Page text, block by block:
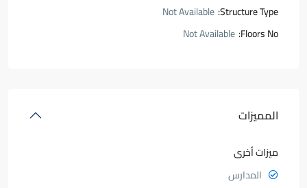
Structure Type:
Not Available
Floors No:
Not Available
المميزات
ميزات أخرى
المدارس